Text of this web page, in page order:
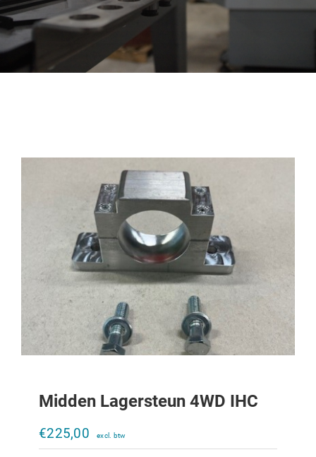
Contact
Midden lagersteun 4WD IHC
€225,00
Midden Lagersteun 4WD IHC
€225,00 €485,00